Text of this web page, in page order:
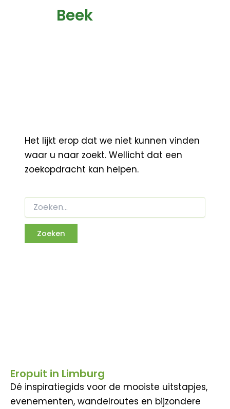
Beek
Het lijkt erop dat we niet kunnen vinden
waar u naar zoekt. Wellicht dat een
zoekopdracht kan helpen.
Eropuit in Limburg
Dé inspiratiegids voor de mooiste uitstapjes,
evenementen, wandelroutes en bijzondere